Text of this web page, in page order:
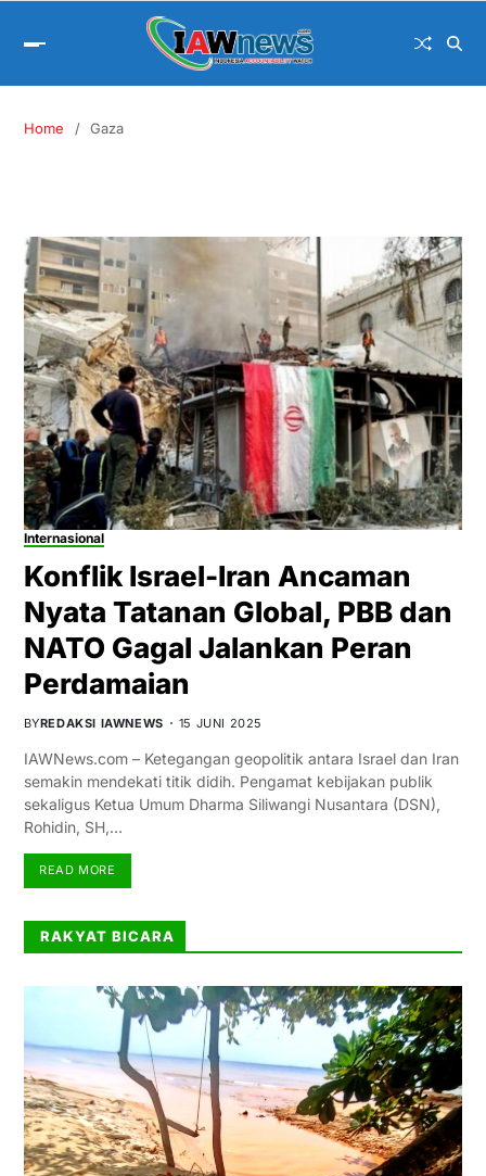
Home Gaza
Internasional
Konflik Israel-Iran Ancaman
Nyata Tatanan Global, PBB dan
NATO Gagal Jalankan Peran
Perdamaian
BYREDAKSI IAWNEWS 15 JUNI 2025
IAWNews.com – Ketegangan geopolitik antara Israel dan Iran
semakin mendekati titik didih. Pengamat kebijakan publik
sekaligus Ketua Umum Dharma Siliwangi Nusantara (DSN),
Rohidin, SH,…
READ MORE
RAKYAT BICARA